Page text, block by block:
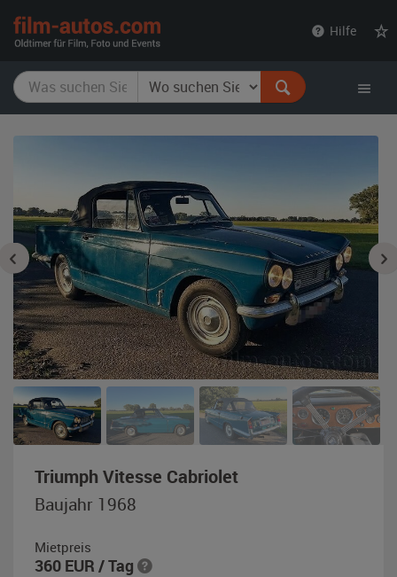
Hilfe
Triumph Vitesse Cabriolet,
Baujahr 1968
Mietpreis
360 EUR / Tag